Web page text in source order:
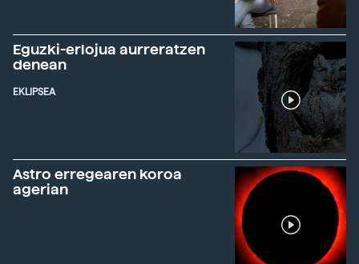
Eguzki-erlojua aurreratzen
denean
EKLIPSEA
Astro erregearen koroa
agerian